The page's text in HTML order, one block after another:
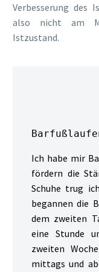
Verbesserung des
also nicht am
Istzustand.
Ich habe mir
fördern die
Schuhe trug
begannen die
dem zweiten
eine Stunde
zweiten
mittags und